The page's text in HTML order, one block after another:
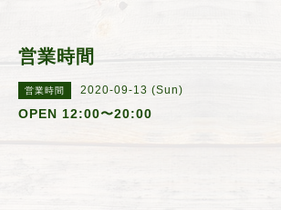
営業時間
営業時間 2020-09-13 (Sun)
OPEN 12:00〜20:00